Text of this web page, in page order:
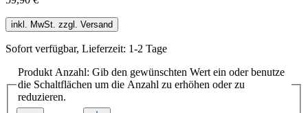
inkl. MwSt. zzgl. Versand
Sofort verfügbar, Lieferzeit: 1-2 Tage
Produkt Anzahl: Gib den gewünschten Wert ein oder benutze
die Schaltflächen um die Anzahl zu erhöhen oder zu
reduzieren.